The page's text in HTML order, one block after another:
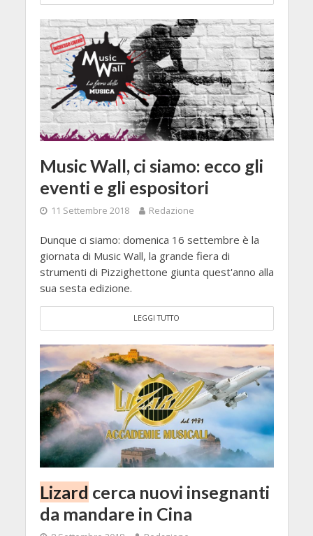
Music Wall, ci siamo: ecco gli
eventi e gli espositori
11 Settembre 2018 Redazione
Dunque ci siamo: domenica 16 settembre è la
giornata di Music Wall, la grande fiera di
strumenti di Pizzighettone giunta quest'anno alla
sua sesta edizione.
LEGGI TUTTO
Lizard cerca nuovi insegnanti
da mandare in Cina